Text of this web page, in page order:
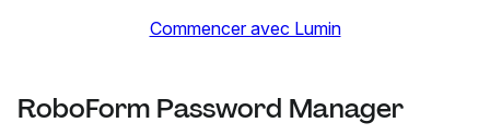
Commencer avec Lumin
RoboForm Password Manager